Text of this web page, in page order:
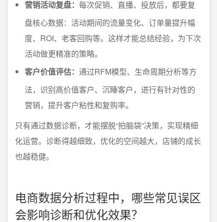
营销活动复盘： 每次促销、直播、投放后，都要复
盘核心数据：活动期间的流量变化、订单量提升幅
度、ROI、老客回购等。这样才能总结经验，为下次
活动做更精准的策略。
客户价值评估： 通过RFM模型、生命周期分析等方
法，识别高价值客户、沉睡客户，进行有针对性的
营销，提升客户粘性和复购率。
只有通过数据诊断，才能摆脱“拍脑袋”决策，实现精细
化运营。诊断得越细致，优化的空间越大，店铺的成长
也越稳健。
电商数据分析过程中，哪些常见误区
会影响诊断和优化效果？